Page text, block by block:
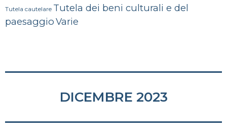
Tutela cautelare Tutela dei beni culturali e del
paesaggioVarie
DICEMBRE 2023